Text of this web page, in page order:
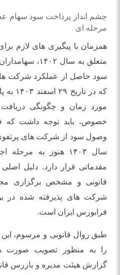
مرحله ای
همزمان با پیگیری های لازم
متعلق به سال
که در
مورد زمان و چگونگی
خصوص، باید توجه داشت که
وصول سود از شرکت های
سال ۱۴۰۳ هنوز به
مقدماتی قرار دارد. دلیل
قانونی و مشخص برگزاری
شرکت های پذیرفته شده در
فرابورس ایران است.
طبق روال قانونی و مرسوم،
را به منظور تصویب صورت
گزارش هیئت مدیره و بازرس